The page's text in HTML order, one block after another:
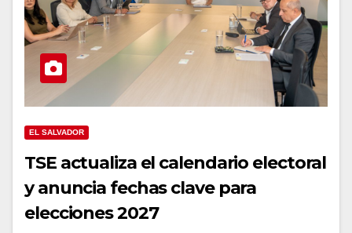
EL SALVADOR
TSE actualiza el calendario electoral
y anuncia fechas clave para
elecciones 2027